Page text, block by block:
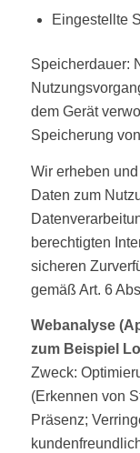
Eingestellte
Speicherdauer:
dem Gerät
Speicherung
Wir erheben
Daten zum
berechtigten
sicheren
gemäß Art. 6
Webanalyse
zum Beispiel
Zweck:
(Erkennen von
Präsenz;